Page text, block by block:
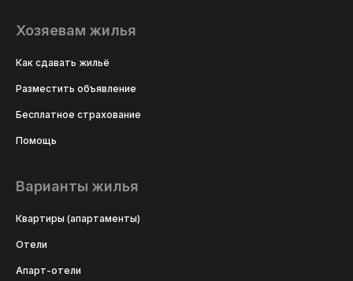
Хозяевам жилья
Как сдавать жильё
Разместить объявление
Бесплатное страхование
Помощь
Варианты жилья
Квартиры (апартаменты)
Отели
Апарт-отели